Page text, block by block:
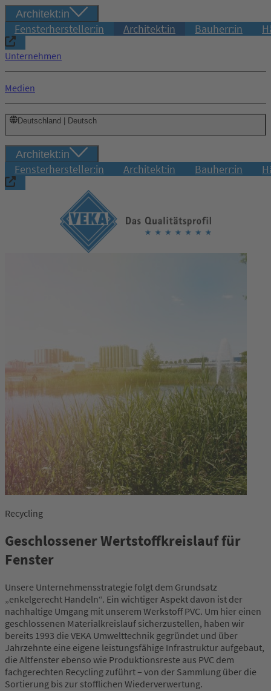
Architekt:in
Fensterhersteller:in Architekt:in Bauherr:in
Unternehmen
Medien
Deutschland | Deutsch
Architekt:in
Fensterhersteller:in Architekt:in Bauherr:in
Recycling
Geschlossener Wertstoffkreislauf für
Fenster
Unsere Unternehmensstrategie folgt dem Grundsatz
„enkelgerecht Handeln“. Ein wichtiger Aspekt davon ist der
nachhaltige Umgang mit unserem Werkstoff PVC. Um hier einen
geschlossenen Materialkreislauf sicherzustellen, haben wir
bereits 1993 die VEKA Umwelttechnik gegründet und über
Jahrzehnte eine eigene leistungsfähige Infrastruktur aufgebaut,
die Altfenster ebenso wie Produktionsreste aus PVC dem
fachgerechten Recycling zuführt – von der Sammlung über die
Sortierung bis zur stofflichen Wiederverwertung.